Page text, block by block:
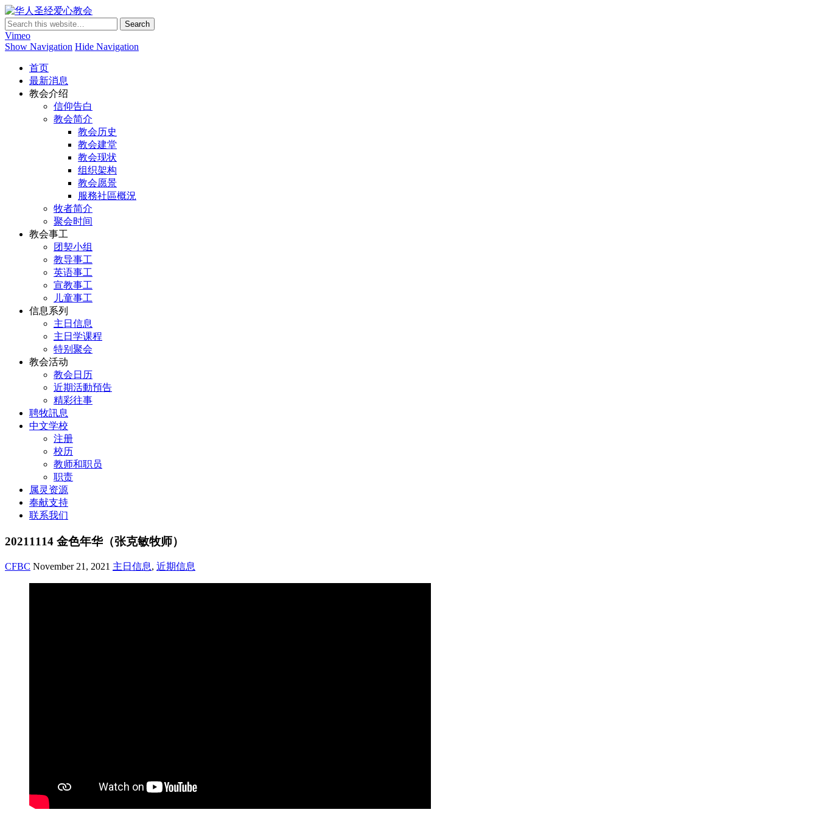
Vimeo
Show Navigation Hide Navigation
首页
最新消息
教会介绍
信仰告白
教会简介
教会历史
教会建堂
教会现状
组织架构
教会愿景
服務社區概況
牧者简介
聚会时间
教会事工
团契小组
教导事工
英语事工
宣教事工
儿童事工
信息系列
主日信息
主日学课程
特别聚会
教会活动
教会日历
近期活動預告
精彩往事
聘牧訊息
中文学校
注册
校历
教师和职员
职责
属灵资源
奉献支持
联系我们
20211114 金色年华（张克敏牧师）
CFBC November 21, 2021 主日信息, 近期信息